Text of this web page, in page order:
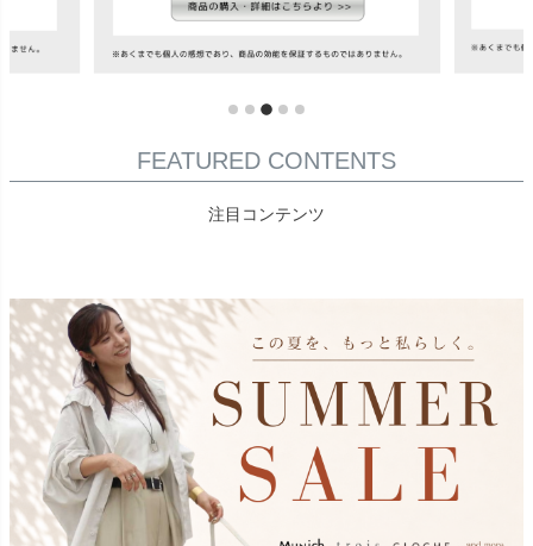
FEATURED CONTENTS
注目コンテンツ